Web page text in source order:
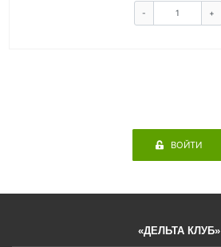
- +
ВОЙТИ
«ДЕЛЬТА КЛУБ»